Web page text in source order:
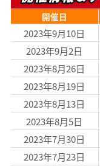
開催日
2023年9月10日
2023年9月2日
2023年8月26日
2023年8月19日
2023年8月13日
2023年8月5日
2023年7月30日
2023年7月23日